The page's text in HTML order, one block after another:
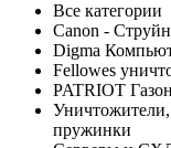
Все категории
Canon -
Digma
Fellowes
PATRIOT
пружинки